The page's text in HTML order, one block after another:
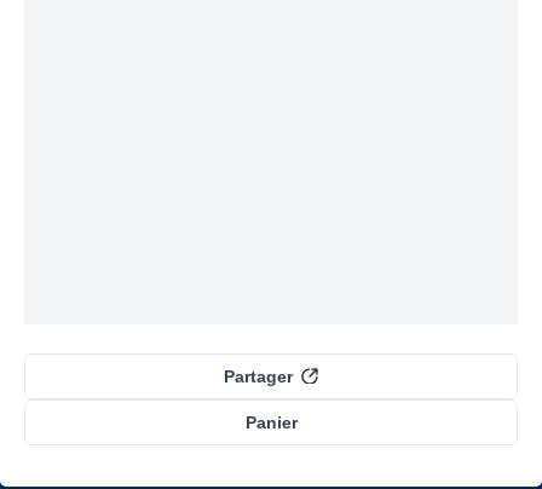
Panier
Partager